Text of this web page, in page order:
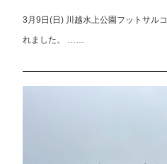
3月9日(日) 川越水上公園フットサル
れました。 ……